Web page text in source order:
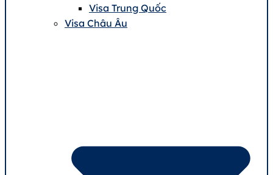
Visa Trung Quốc
Visa Châu Âu